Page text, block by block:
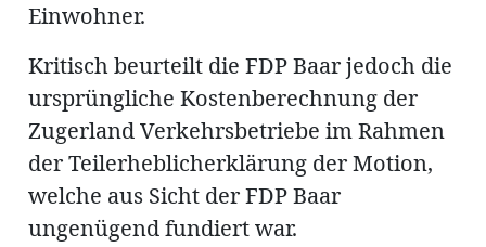
Einwohner.
Kritisch beurteilt die FDP Baar jedoch die
ursprüngliche Kostenberechnung der
Zugerland Verkehrsbetriebe im Rahmen
der Teilerheblicherklärung der Motion,
welche aus Sicht der FDP Baar
ungenügend fundiert war.